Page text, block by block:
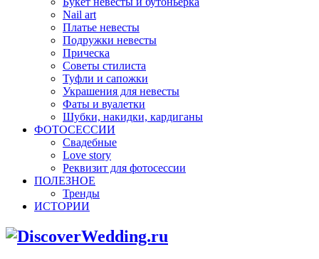
Nail art
Платье невесты
Подружки невесты
Прическа
Советы стилиста
Туфли и сапожки
Украшения для невесты
Фаты и вуалетки
Шубки, накидки, кардиганы
ФОТОСЕССИИ
Свадебные
Love story
Реквизит для фотосессии
ПОЛЕЗНОЕ
Тренды
ИСТОРИИ